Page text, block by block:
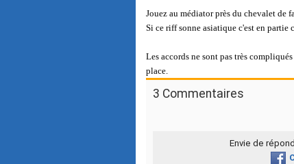
Jouez au médiator près du chevalet de
Si ce riff sonne asiatique c'est en partie
Les accords ne sont pas très
place.
3 Commentaires
Envie de